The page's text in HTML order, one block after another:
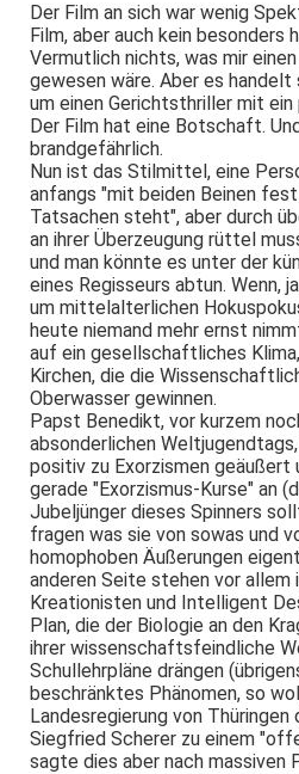
Der Film an sich war wenig
Film, aber auch kein besonders
Vermutlich nichts, was mir
gewesen wäre. Aber es
um einen Gerichtsthriller mit
Der Film hat eine Botschaft.
brandgefährlich.
Nun ist das Stilmittel, eine
anfangs "mit beiden Beinen
Tatsachen steht", aber durch
an ihrer Überzeugung rüttel
und man könnte es unter der
eines Regisseurs abtun. Wenn,
um mittelalterlichen
heute niemand mehr ernst
auf ein gesellschaftliches
Kirchen, die die
Oberwasser gewinnen.
Papst Benedikt, vor kurzem
absonderlichen
positiv zu Exorzismen
gerade "Exorzismus-Kurse" an
Jubeljünger dieses Spinners
fragen was sie von sowas und
homophoben Äußerungen
anderen Seite stehen vor allem
Kreationisten und Intelligent
Plan, die der Biologie an den
ihrer wissenschaftsfeindliche
Schullehrpläne drängen
beschränktes Phänomen, so
Landesregierung von
Siegfried Scherer zu einem
sagte dies aber nach massiven